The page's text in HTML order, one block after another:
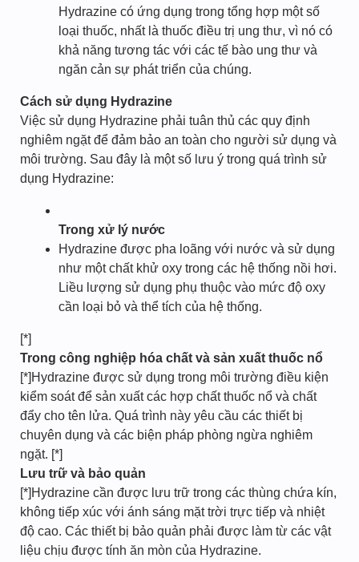
Hydrazine có ứng dụng trong tổng hợp một số
loại thuốc, nhất là thuốc điều trị ung thư, vì nó có
khả năng tương tác với các tế bào ung thư và
ngăn cản sự phát triển của chúng.
Cách sử dụng Hydrazine
Việc sử dụng Hydrazine phải tuân thủ các quy định
nghiêm ngặt để đảm bảo an toàn cho người sử dụng và
môi trường. Sau đây là một số lưu ý trong quá trình sử
dụng Hydrazine:
Trong xử lý nước
Hydrazine được pha loãng với nước và sử dụng
như một chất khử oxy trong các hệ thống nồi hơi.
Liều lượng sử dụng phụ thuộc vào mức độ oxy
cần loại bỏ và thể tích của hệ thống.
[*]
Trong công nghiệp hóa chất và sản xuất thuốc nổ
[*]Hydrazine được sử dụng trong môi trường điều kiện
kiểm soát để sản xuất các hợp chất thuốc nổ và chất
đẩy cho tên lửa. Quá trình này yêu cầu các thiết bị
chuyên dụng và các biện pháp phòng ngừa nghiêm
ngặt. [*]
Lưu trữ và bảo quản
[*]Hydrazine cần được lưu trữ trong các thùng chứa kín,
không tiếp xúc với ánh sáng mặt trời trực tiếp và nhiệt
độ cao. Các thiết bị bảo quản phải được làm từ các vật
liệu chịu được tính ăn mòn của Hydrazine.